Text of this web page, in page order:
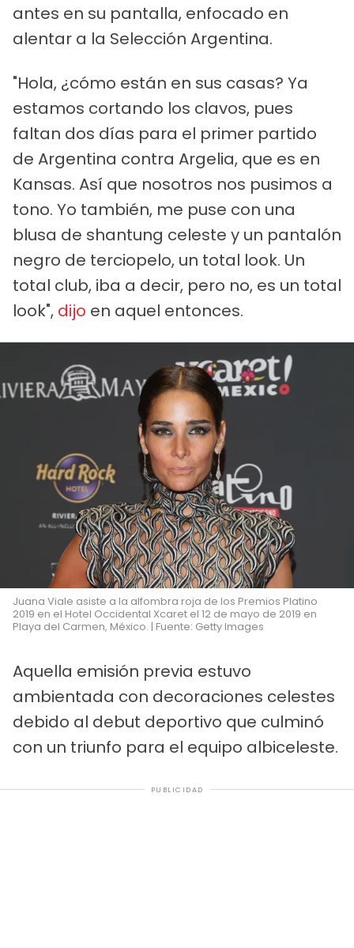
antes en su pantalla, enfocado en
alentar a la Selección Argentina.
"Hola, ¿cómo están en sus casas? Ya
estamos cortando los clavos, pues
faltan dos días para el primer partido
de Argentina contra Argelia, que es en
Kansas. Así que nosotros nos pusimos a
tono. Yo también, me puse con una
blusa de shantung celeste y un pantalón
negro de terciopelo, un total look. Un
total club, iba a decir, pero no, es un total
look", dijo en aquel entonces.
Juana Viale asiste a la alfombra roja de los Premios Platino
2019 en el Hotel Occidental Xcaret el 12 de mayo de 2019 en
Playa del Carmen, México. | Fuente: Getty Images
Aquella emisión previa estuvo
ambientada con decoraciones celestes
debido al debut deportivo que culminó
con un triunfo para el equipo albiceleste.
PUBLICIDAD